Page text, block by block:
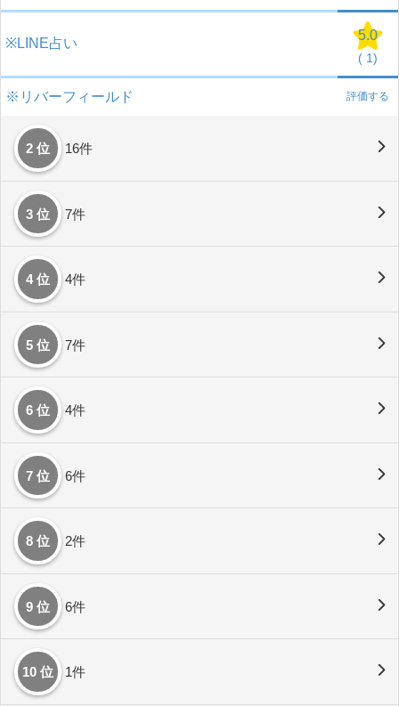
※LINE占い
5.0
( 1)
※リバーフィールド 評価する
2 位 16件
3 位 7件
4 位 4件
5 位 7件
6 位 4件
7 位 6件
8 位 2件
9 位 6件
10 位 1件